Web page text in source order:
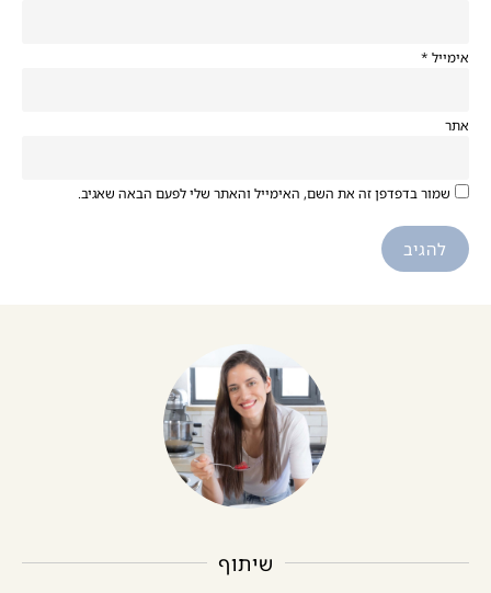
שיתוף
אימייל *
אתר
שמור בדפדפן זה את השם, האימייל והאתר שלי לפעם הבאה שאגיב.